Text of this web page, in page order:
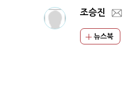
조승진
뉴스북